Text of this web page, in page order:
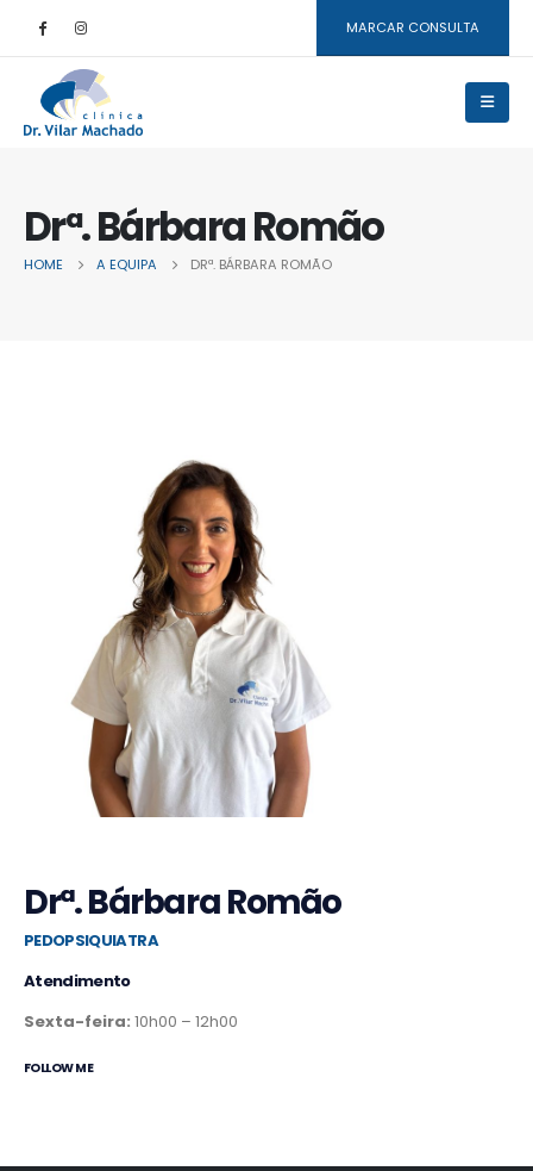
MARCAR CONSULTA
Drª. Bárbara Romão
HOME A EQUIPA DRª. BÁRBARA ROMÃO
Drª. Bárbara Romão
PEDOPSIQUIATRA
Atendimento
Sexta-feira: 10h00 – 12h00
FOLLOW ME